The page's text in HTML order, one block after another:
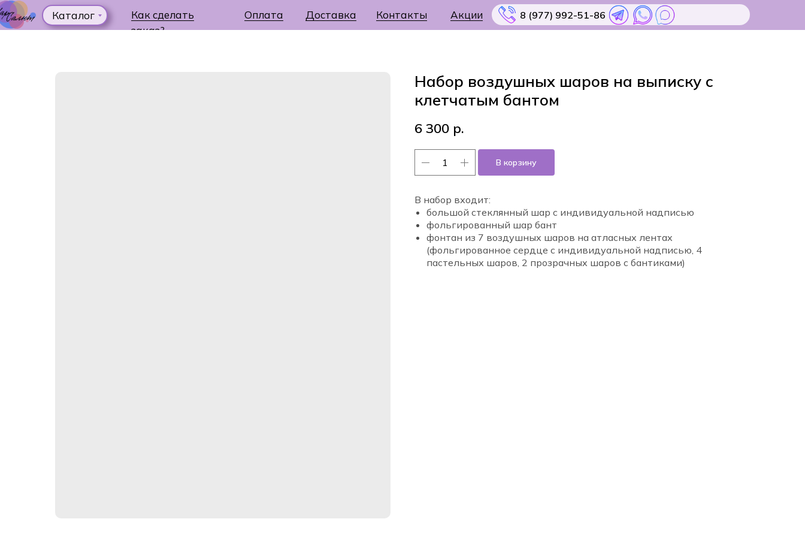
Доставка
Как сделать
заказ?
Оплата Акции
Контакты 8 (977) 992-51-86
Каталог
Набор воздушных шаров на выписку с
клетчатым бантом
6 300 р.
В корзину
В набор входит:
большой стеклянный шар с индивидуальной надписью
фольгированный шар бант
фонтан из 7 воздушных шаров на атласных лентах
(фольгированное сердце с индивидуальной надписью, 4
пастельных шаров, 2 прозрачных шаров с бантиками)